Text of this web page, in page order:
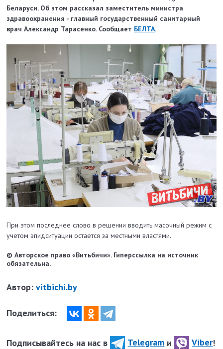
Беларуси. Об этом рассказал заместитель министра
здравоохранения - главный государственный санитарный
врач Александр Тарасенко. Сообщает БЕЛТА.
При этом последнее слово в решении вводить масочный режим с
учетом эпидситуации остается за местными властями.
© Авторское право «Витьбичи». Гиперссылка на источник
обязательна.
Автор:vitbichi.by
Поделиться:
Подписывайтесь на нас в Telegram и Viber!